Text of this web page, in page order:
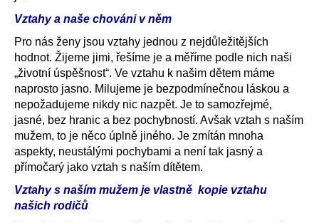
Vztahy a naše chováni v něm
Pro nás ženy jsou vztahy jednou z nejdůležitějších
hodnot. Žijeme jimi, řešíme je a měříme podle nich naši
„životní úspěšnost“. Ve vztahu k našim dětem máme
naprosto jasno. Milujeme je bezpodmínečnou láskou a
nepožadujeme nikdy nic nazpět. Je to samozřejmé,
jasné, bez hranic a bez pochybností. Avšak vztah s naším
mužem, to je něco úplně jiného. Je zmítán mnoha
aspekty, neustálými pochybami a není tak jasný a
přímočarý jako vztah s naším dítětem.
Vztahy s naším mužem je vlastně kopie vztahu
našich rodičů